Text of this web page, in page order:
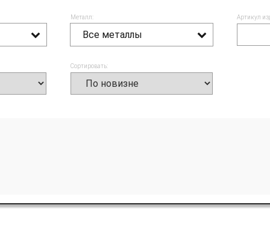
Металл:
Все металлы
Артикул
Сортировать: